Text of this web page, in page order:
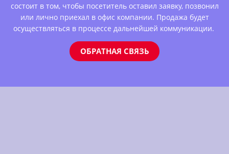
состоит в том, чтобы посетитель оставил заявку, позвонил
или лично приехал в офис компании. Продажа будет
осуществляться в процессе дальнейшей коммуникации.
ОБРАТНАЯ СВЯЗЬ